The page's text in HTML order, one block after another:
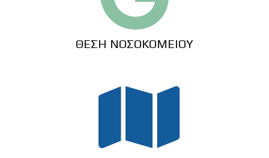
ΘΕΣΗ ΝΟΣΟΚΟΜΕΙΟΥ